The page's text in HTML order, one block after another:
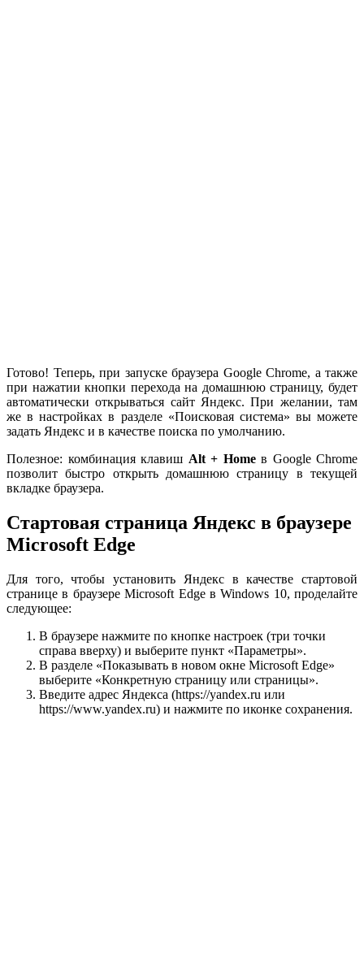
Готово! Теперь, при запуске браузера Google Chrome, а также
при нажатии кнопки перехода на домашнюю страницу, будет
автоматически открываться сайт Яндекс. При желании, там
же в настройках в разделе «Поисковая система» вы можете
задать Яндекс и в качестве поиска по умолчанию.
Полезное: комбинация клавиш Alt + Homeв Google Chrome
позволит быстро открыть домашнюю страницу в текущей
вкладке браузера.
Стартовая страница Яндекс в браузере
Microsoft Edge
Для того, чтобы установить Яндекс в качестве стартовой
странице в браузере Microsoft Edge в Windows 10, проделайте
следующее:
В браузере нажмите по кнопке настроек (три точки
справа вверху) и выберите пункт «Параметры».
В разделе «Показывать в новом окне Microsoft Edge»
выберите «Конкретную страницу или страницы».
Введите адрес Яндекса (https://yandex.ru или
https://www.yandex.ru) и нажмите по иконке сохранения.